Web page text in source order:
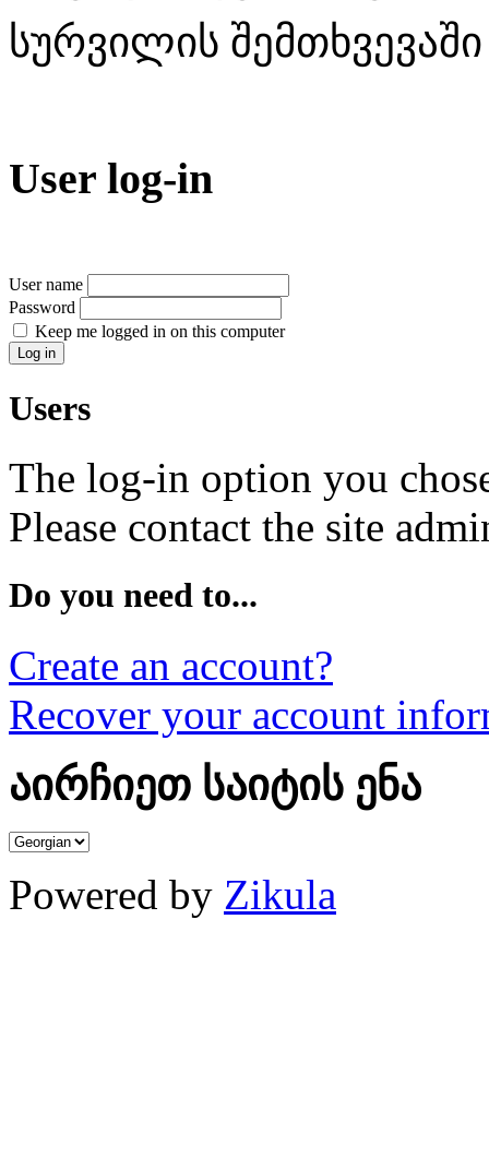
სურვილის
User log-in
User name
Password
Keep me logged in on this computer
Users
The log-in option you
Please contact the site
Do you need to...
Create an account?
Recover your account
აირჩიეთ საიტის ენა
Powered by Zikula